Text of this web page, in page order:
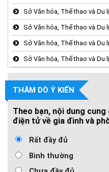
Sở Văn hóa, Thể thao và Du
Sở Văn hóa, Thể thao và Du
Sở Văn hóa, Thể thao và Du
Sở Văn hóa, Thể thao và Du
THĂM DÒ Ý KIẾN
Theo bạn, nội dung
điện tử về gia đình và
Rất đầy đủ
Bình thường